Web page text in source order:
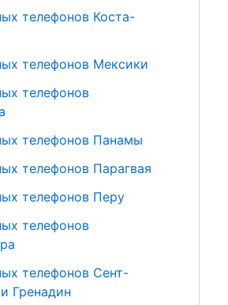
телефонов Коста-
телефонов Мексики
телефонов
телефонов Панамы
телефонов Парагвая
телефонов Перу
телефонов
телефонов Сент-
Гренадин